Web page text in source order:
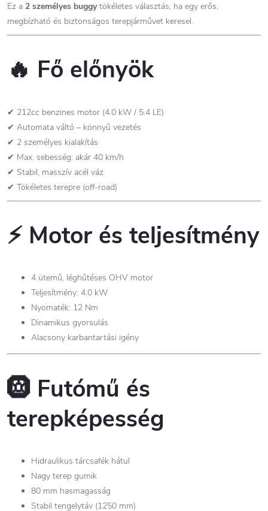
Ez a 2 személyes buggytökéletes választás, ha egy erős,
megbízható és biztonságos terepjárművet keresel.
🔥 Fő előnyök
✔ 212cc benzines motor (4.0 kW / 5.4 LE)
✔ Automata váltó – könnyű vezetés
✔ 2 személyes kialakítás
✔ Max. sebesség: akár 40 km/h
✔ Stabil, masszív acél váz
✔ Tökéletes terepre (off-road)
⚡ Motor és teljesítmény
4 ütemű, léghűtéses OHV motor
Teljesítmény: 4.0 kW
Nyomaték: 12 Nm
Dinamikus gyorsulás
Alacsony karbantartási igény
🛞 Futómű és
terepképesség
Hidraulikus tárcsafék hátul
Nagy terep gumik
80 mm hasmagasság
Stabil tengelytáv (1250 mm)